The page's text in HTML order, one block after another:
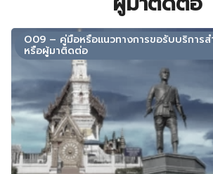
O09 – คู่มือหรือแนวทางการขอรับบริการ
หรือผู้มาติดต่อ